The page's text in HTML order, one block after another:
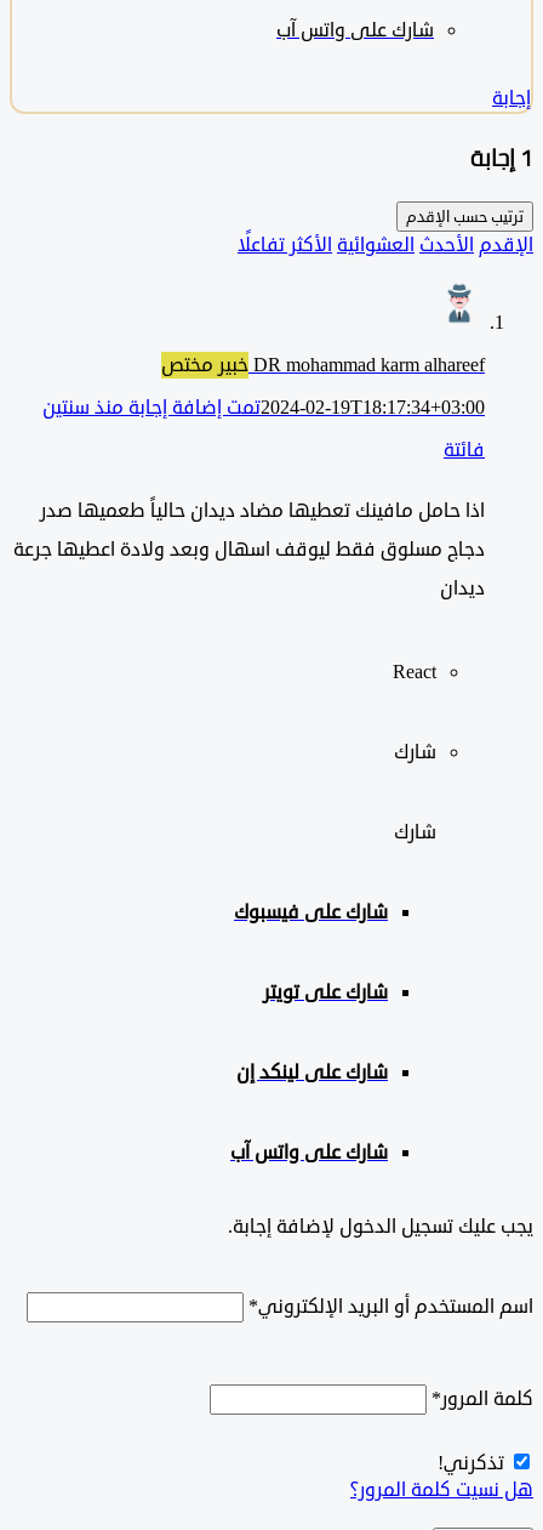
شارك على واتس آب
حسبالإقدم
الأحدثالعشوائيةالأكثر تفاعلًا
DR mohammad karm alhareefخبير مختص
2024-02-19T18:17:34+03:00تمت إضافة إجابة منذ سنتين
اذا حامل مافينك تعطيها مضاد ديدان حالياً طعميها صدر
دجاج مسلوق فقط ليوقف اسهال وبعد ولادة اعطيها جرعة
React
شارك
شارك علىفيسبوك
شارك على تويتر
شارك على لينكد إن
شارك على واتس آب
تسجيل الدخول لإضافة إجابة.
أو البريد الإلكتروني*
*
كلمة المرور؟